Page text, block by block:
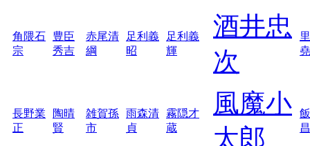
角隈石
宗
豊臣
秀吉
赤尾清
綱
足利義
昭
足利義
輝
酒井忠
次
堯
長野業
正
陶晴
賢
雑賀孫
市
雨森清
貞
霧隠才
蔵
風魔小
太郎
昌